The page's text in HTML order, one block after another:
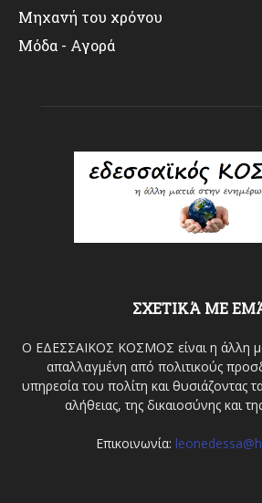
Μηχανή του χρόνου
Μόδα - Αγορά
ΣΧΕΤΙΚΆ ΜΕ
Ο ΕΔΕΣΣΑΙΚΟΣ ΚΟΣΜΟΣ είναι η άλλη
απαλλαγμένη από πολιτικούς
υπηρεσία του πολίτη και θυσιάζοντας
αλήθειας, της δικαιοσύνης και
Επικοινωνία: